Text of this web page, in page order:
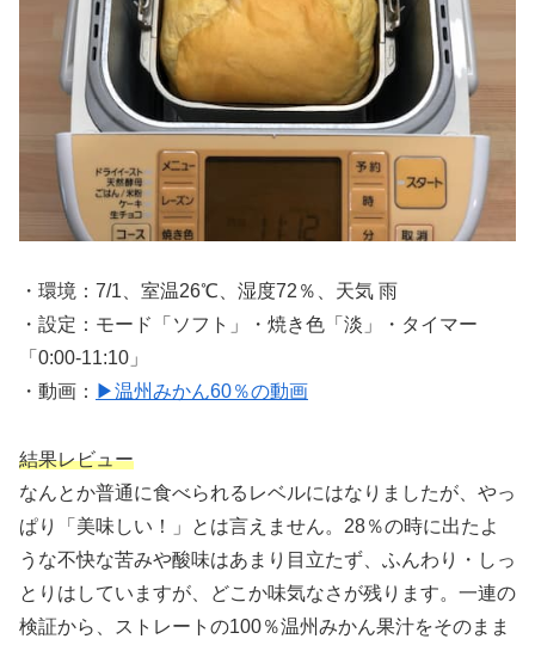
・環境：7/1、室温26℃、湿度72％、天気 雨
・設定：モード「ソフト」・焼き色「淡」・タイマー
「0:00-11:10」
・動画： ▶温州みかん60％の動画
結果レビュー
なんとか普通に食べられるレベルにはなりましたが、やっ
ぱり「美味しい！」とは言えません。28％の時に出たよ
うな不快な苦みや酸味はあまり目立たず、ふんわり・しっ
とりはしていますが、どこか味気なさが残ります。一連の
検証から、ストレートの100％温州みかん果汁をそのまま